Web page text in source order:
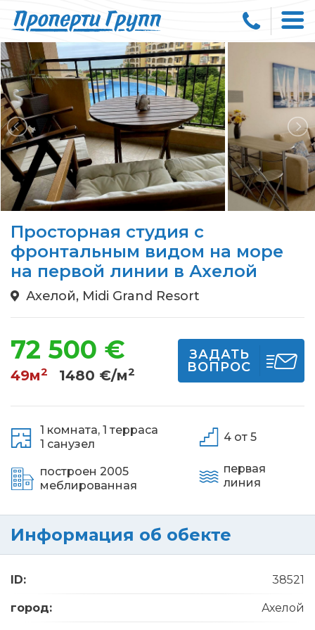
Просторная студия с
фронтальным видом на море
на первой линии в Ахелой
Ахелой, Midi Grand Resort
72 500 €
49м2 1480 €/м2
ЗАДАТЬ
ВОПРОС
1 комната, 1 терраса
1 санузел
построен 2005
меблированная
4 от 5
первая
линия
Информация об обекте
ID: 38521
город: Ахелой